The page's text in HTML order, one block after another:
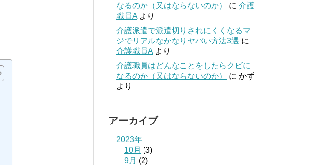
なるのか（又はならないのか）
に 介護
職員A より
介護派遣で派遣切りされにくくなるマ
ジでリアルなかなりヤバい方法3選 に
介護職員A より
介護職員はどんなことをしたらクビに
なるのか（又はならないのか）
に かず
より
アーカイブ
2023年
10月 (3)
9月 (2)